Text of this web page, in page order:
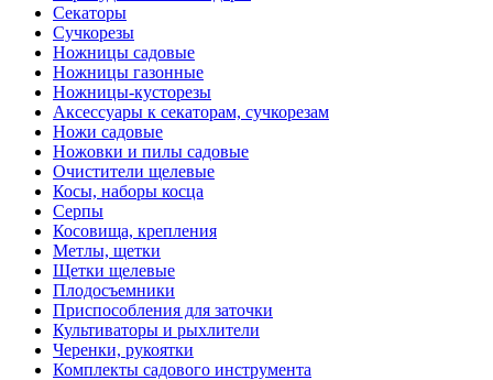
Секаторы
Сучкорезы
Ножницы садовые
Ножницы газонные
Ножницы-кусторезы
Аксессуары к секаторам, сучкорезам
Ножи садовые
Ножовки и пилы садовые
Очистители щелевые
Косы, наборы косца
Серпы
Косовища, крепления
Метлы, щетки
Щетки щелевые
Плодосъемники
Приспособления для заточки
Культиваторы и рыхлители
Черенки, рукоятки
Комплекты садового инструмента